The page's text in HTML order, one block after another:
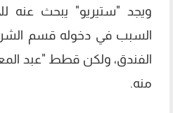
ويجد "ستيريو" يبحث عنه
السبب في دخوله قسم
الفندق، ولكن قطط "عبد
منه.